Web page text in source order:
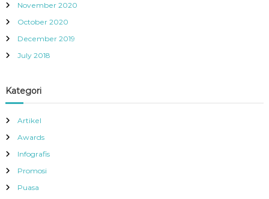
November 2020
October 2020
December 2019
July 2018
Kategori
Artikel
Awards
Infografis
Promosi
Puasa